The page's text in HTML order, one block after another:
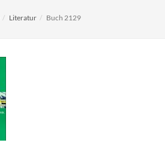
Literatur Buch 2129